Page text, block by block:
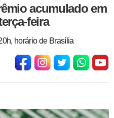
acumulado em
feira
horário de Brasília